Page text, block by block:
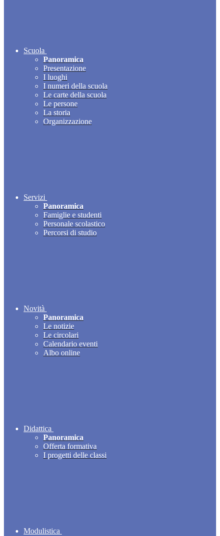
Scuola
Panoramica
Presentazione
I luoghi
I numeri della scuola
Le carte della scuola
Le persone
La storia
Organizzazione
Servizi
Panoramica
Famiglie e studenti
Personale scolastico
Percorsi di studio
Novità
Panoramica
Le notizie
Le circolari
Calendario eventi
Albo online
Didattica
Panoramica
Offerta formativa
I progetti delle classi
Modulistica